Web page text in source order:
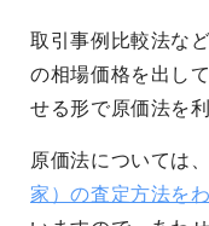
取引事例比較法な
の相場価格を出し
せる形で原価法を
原価法については、
家）の査定方法を